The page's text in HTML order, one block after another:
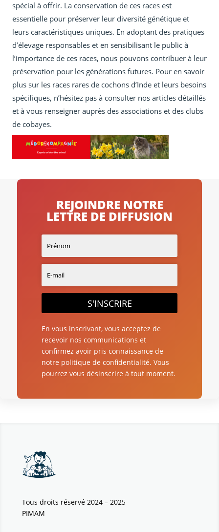
spécial à offrir. La conservation de ces races est
essentielle pour préserver leur diversité génétique et
leurs caractéristiques uniques. En adoptant des pratiques
d’élevage responsables et en sensibilisant le public à
l’importance de ces races, nous pouvons contribuer à leur
préservation pour les générations futures. Pour en savoir
plus sur les races rares de cochons d’Inde et leurs besoins
spécifiques, n’hésitez pas à consulter nos articles détaillés
et à vous renseigner auprès des associations et des clubs
de cobayes.
REJOINDRE NOTRE
LETTRE DE DIFFUSION
S'INSCRIRE
En vous inscrivant, vous acceptez de
recevoir nos communications et
confirmez avoir pris connaissance de
notre politique de confidentialité. Vous
pourrez vous désinscrire à tout moment.
Tous droits réservé 2024 – 2025
PIMAM